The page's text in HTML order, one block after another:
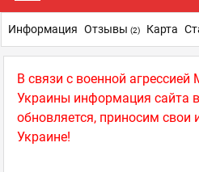
В связи с военной
Украины информация сайта
обновляется, приносим свои
Украине!
Информация Отзывы (2) Карта